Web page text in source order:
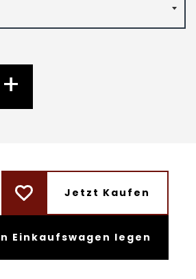
+
Jetzt Kaufen
Einkaufswagen legen